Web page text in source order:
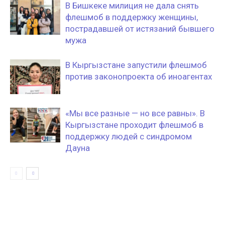
В Бишкеке милиция не дала снять
флешмоб в поддержку женщины,
пострадавшей от истязаний бывшего
мужа
В Кыргызстане запустили флешмоб
против законопроекта об иноагентах
«Мы все разные — но все равны». В
Кыргызстане проходит флешмоб в
поддержку людей с синдромом
Дауна